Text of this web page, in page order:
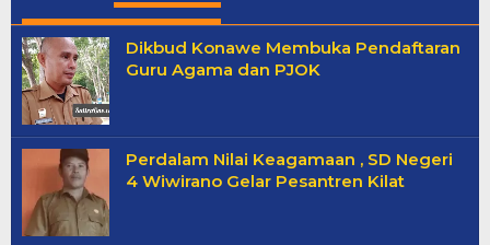
Dikbud Konawe Membuka Pendaftaran
Guru Agama dan PJOK
Perdalam Nilai Keagamaan , SD Negeri
4 Wiwirano Gelar Pesantren Kilat